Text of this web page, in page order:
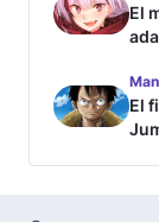
El
El